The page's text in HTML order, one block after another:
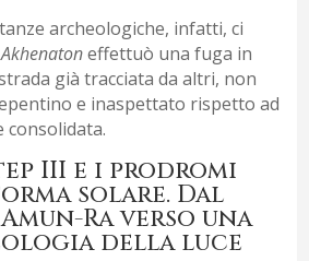
archeologiche, infatti, ci
Akhenatoneffettuò una fuga in
già tracciata da altri, non
e inaspettato rispetto ad
consolidata.
III e i prodromi
solare. Dal
Ra verso una
della luce